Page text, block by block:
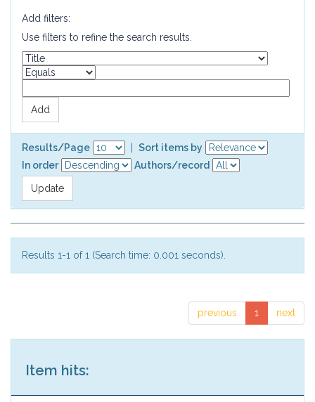
Add filters:
Use filters to refine the search results.
Results/Page
Sort items by
In order
Authors/record
Results 1-1 of 1 (Search time: 0.001 seconds).
previous 1 next
Item hits: